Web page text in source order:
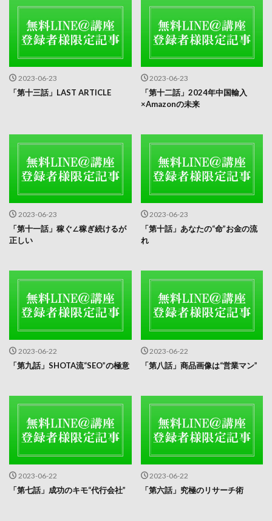
2023-06-23
「第十三話」LAST ARTICLE
2023-06-23
「第十二話」2024年中国輸入
×Amazonの未来
2023-06-23
「第十一話」稼ぐ∠稼ぎ続けるが
正しい
2023-06-23
「第十話」あなたの“命”お金の流
れ
2023-06-22
「第九話」SHOTA流“SEO”の極意
2023-06-22
「第八話」商品画像は“営業マン”
2023-06-22
「第七話」成功のキモ“代行会社”
2023-06-22
「第六話」究極のリサーチ術